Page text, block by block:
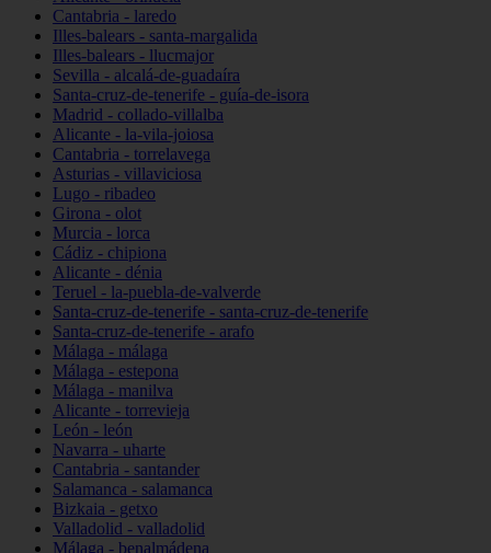
Cantabria - laredo
Illes-balears - santa-margalida
Illes-balears - llucmajor
Sevilla - alcalá-de-guadaíra
Santa-cruz-de-tenerife - guía-de-isora
Madrid - collado-villalba
Alicante - la-vila-joiosa
Cantabria - torrelavega
Asturias - villaviciosa
Lugo - ribadeo
Girona - olot
Murcia - lorca
Cádiz - chipiona
Alicante - dénia
Teruel - la-puebla-de-valverde
Santa-cruz-de-tenerife - santa-cruz-de-tenerife
Santa-cruz-de-tenerife - arafo
Málaga - málaga
Málaga - estepona
Málaga - manilva
Alicante - torrevieja
León - león
Navarra - uharte
Cantabria - santander
Salamanca - salamanca
Bizkaia - getxo
Valladolid - valladolid
Málaga - benalmádena